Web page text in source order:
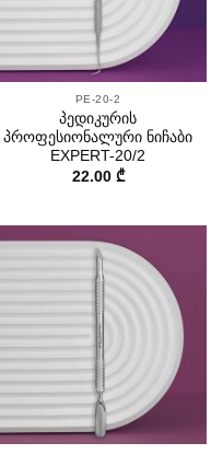
PE-20-2
პედიკურის
პროფესიონალური ნიჩაბი
EXPERT-20/2
22.00 ₾